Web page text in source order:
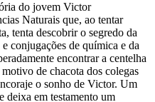
do jovem Victor
Naturais que, ao tentar
tenta descobrir o segredo da
conjugações de química e da
encontrar a centelha
de chacota dos colegas
o sonho de Victor. Um
deixa em testamento um